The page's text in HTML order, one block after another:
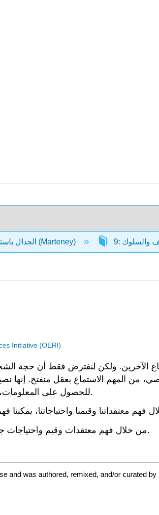
الجدال باستخدام التفكير النقدي (Marteney)
Initiative (OERI)
الآخرين. ولكن لنفترض فقط أن
المهم الاستماع بعقل منفتح. إنها
للحصول على المعلومات، ولكن إذا استمعت بعقل متفتح، فقد تكتشف أنها قد تكون على حق.
من خلال فهم معتقدات وقيم واحتياجات جمهورنا، يمكننا التخطيط بشكل أفضل لاستراتيجيتنا الجدلية والمقنعة.
and was authored, remixed, and/or curated by